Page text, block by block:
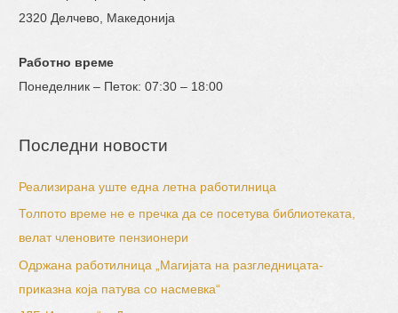
2320 Делчево, Македонија
Работно време
Понеделник – Петок: 07:30 – 18:00
Последни новости
Реализирана уште една летна работилница
Толпото време не е пречка да се посетува библиотеката,
велат членовите пензионери
Одржана работилница „Магијата на разгледницата-
приказна која патува со насмевка“